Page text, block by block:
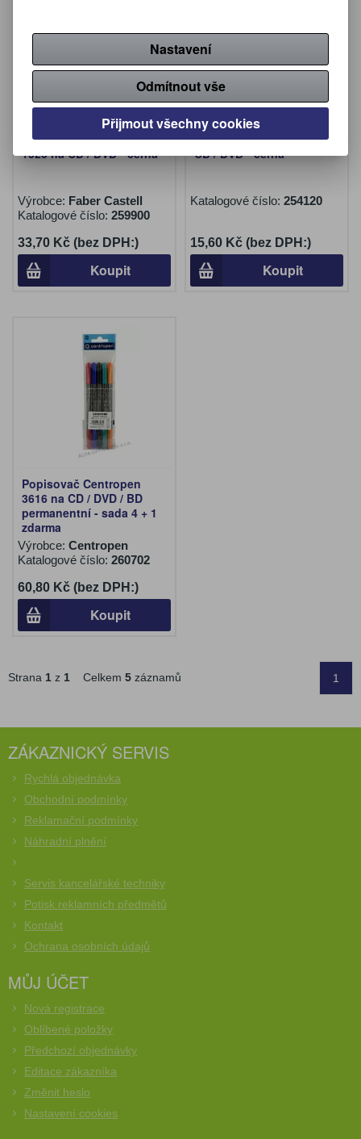
Popisovač Faber Castell
1523 na CD / DVD - černá
Výrobce: Faber Castell
Katalogové číslo: 259900
33,70 Kč (bez DPH:)
Koupit
Popisovač Kores K-Marker
CD / DVD - černá
Katalogové číslo: 254120
15,60 Kč (bez DPH:)
Koupit
Popisovač Centropen
3616 na CD / DVD / BD
permanentní - sada 4 + 1
zdarma
Výrobce: Centropen
Katalogové číslo: 260702
60,80 Kč (bez DPH:)
Koupit
Strana 1 z 1 Celkem 5 záznamů 1
ZÁKAZNICKÝ SERVIS
Rychlá objednávka
Obchodní podmínky
Reklamační podmínky
Náhradní plnění
Servis kancelářské techniky
Potisk reklamních předmětů
Kontakt
Ochrana osobních údajů
MŮJ ÚČET
Nová registrace
Oblíbené položky
Předchozí objednávky
Editace zákazníka
Změnit heslo
Nastavení cookies
Nastavení
Odmítnout vše
Přijmout všechny cookies